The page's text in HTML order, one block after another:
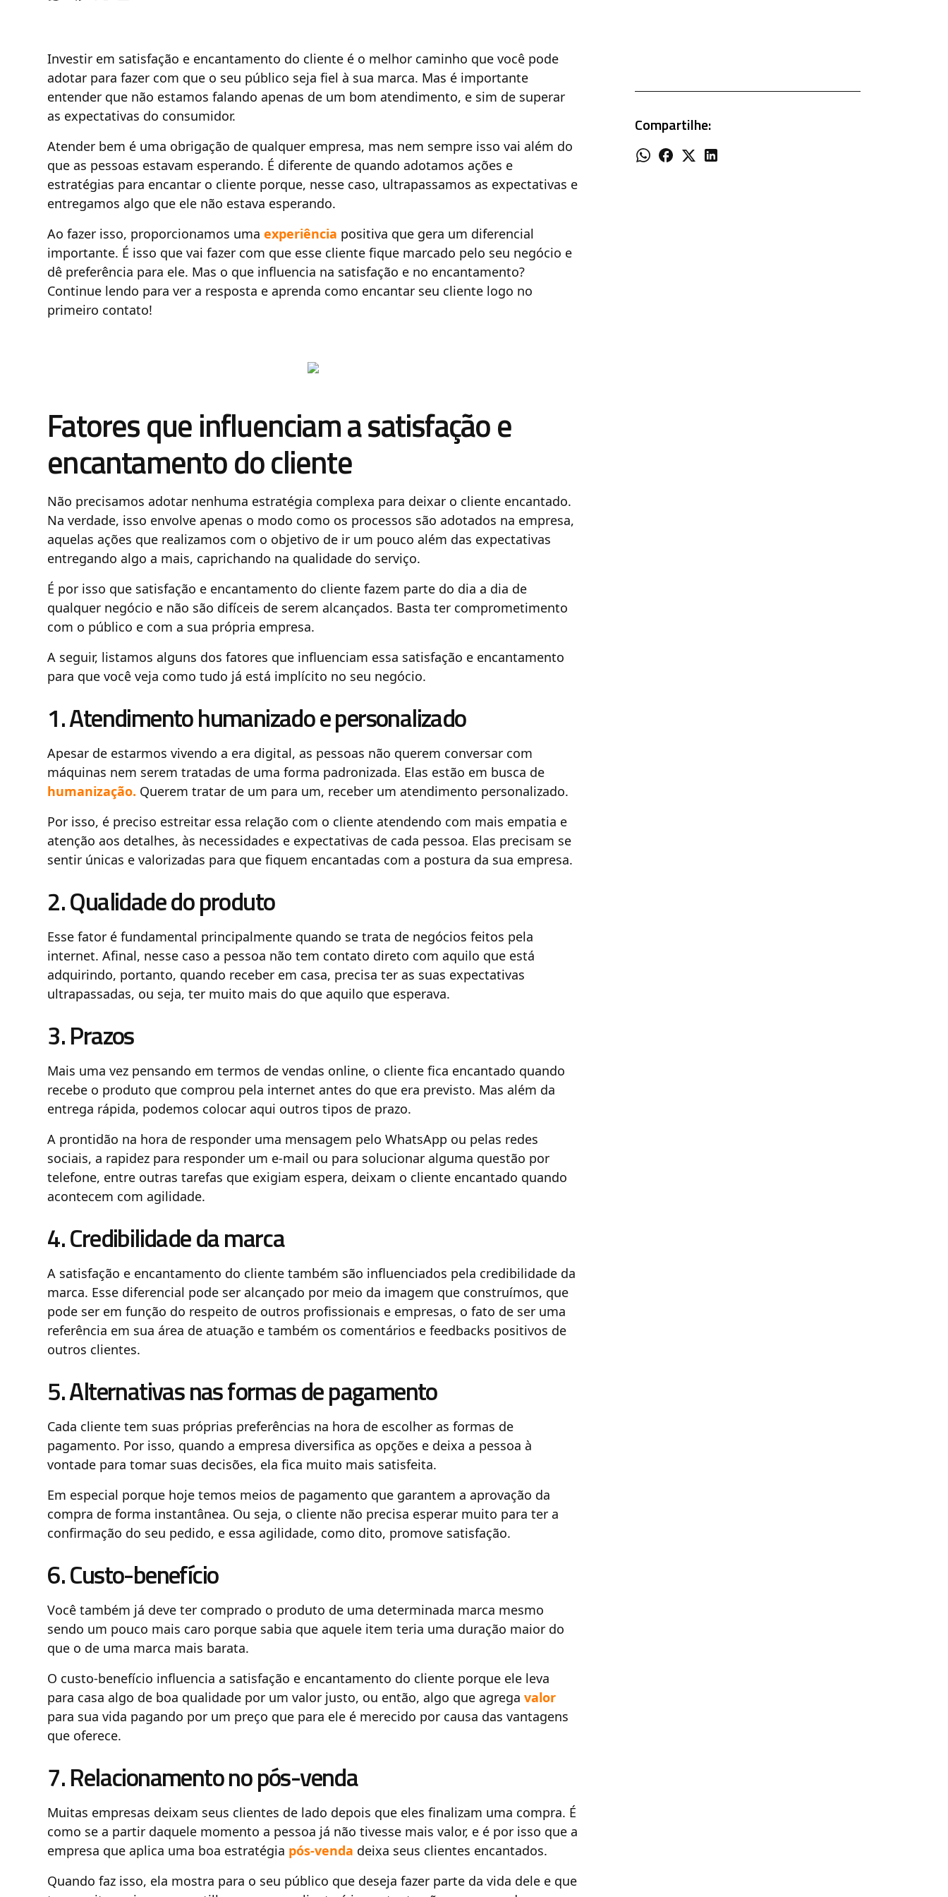
Investir em satisfação e encantamento do cliente é o melhor caminho que você pode
adotar para fazer com que o seu público seja fiel à sua marca. Mas é importante
entender que não estamos falando apenas de um bom atendimento, e sim de superar
as expectativas do consumidor.
Atender bem é uma obrigação de qualquer empresa, mas nem sempre isso vai além do
que as pessoas estavam esperando. É diferente de quando adotamos ações e
estratégias para encantar o cliente porque, nesse caso, ultrapassamos as expectativas e
entregamos algo que ele não estava esperando.
Ao fazer isso, proporcionamos umaexperiência positiva que gera um diferencial
importante. É isso que vai fazer com que esse cliente fique marcado pelo seu negócio e
dê preferência para ele. Mas o que influencia na satisfação e no encantamento?
Continue lendo para ver a resposta e aprenda como encantar seu cliente logo no
primeiro contato!
Fatores que influenciam a satisfação e
encantamento do cliente
Não precisamos adotar nenhuma estratégia complexa para deixar o cliente encantado.
Na verdade, isso envolve apenas o modo como os processos são adotados na empresa,
aquelas ações que realizamos com o objetivo de ir um pouco além das expectativas
entregando algo a mais, caprichando na qualidade do serviço.
É por isso que satisfação e encantamento do cliente fazem parte do dia a dia de
qualquer negócio e não são difíceis de serem alcançados. Basta ter comprometimento
com o público e com a sua própria empresa.
A seguir, listamos alguns dos fatores que influenciam essa satisfação e encantamento
para que você veja como tudo já está implícito no seu negócio.
1. Atendimento humanizado e personalizado
Apesar de estarmos vivendo a era digital, as pessoas não querem conversar com
máquinas nem serem tratadas de uma forma padronizada. Elas estão em busca de
humanização. Querem tratar de um para um, receber um atendimento personalizado.
Por isso, é preciso estreitar essa relação com o cliente atendendo com mais empatia e
atenção aos detalhes, às necessidades e expectativas de cada pessoa. Elas precisam se
sentir únicas e valorizadas para que fiquem encantadas com a postura da sua empresa.
2. Qualidade do produto
Esse fator é fundamental principalmente quando se trata de negócios feitos pela
internet. Afinal, nesse caso a pessoa não tem contato direto com aquilo que está
adquirindo, portanto, quando receber em casa, precisa ter as suas expectativas
ultrapassadas, ou seja, ter muito mais do que aquilo que esperava.
3. Prazos
Mais uma vez pensando em termos de vendas online, o cliente fica encantado quando
recebe o produto que comprou pela internet antes do que era previsto. Mas além da
entrega rápida, podemos colocar aqui outros tipos de prazo.
A prontidão na hora de responder uma mensagem pelo WhatsApp ou pelas redes
sociais, a rapidez para responder um e-mail ou para solucionar alguma questão por
telefone, entre outras tarefas que exigiam espera, deixam o cliente encantado quando
acontecem com agilidade.
4. Credibilidade da marca
A satisfação e encantamento do cliente também são influenciados pela credibilidade da
marca. Esse diferencial pode ser alcançado por meio da imagem que construímos, que
pode ser em função do respeito de outros profissionais e empresas, o fato de ser uma
referência em sua área de atuação e também os comentários e feedbacks positivos de
outros clientes.
5. Alternativas nas formas de pagamento
Cada cliente tem suas próprias preferências na hora de escolher as formas de
pagamento. Por isso, quando a empresa diversifica as opções e deixa a pessoa à
vontade para tomar suas decisões, ela fica muito mais satisfeita.
Em especial porque hoje temos meios de pagamento que garantem a aprovação da
compra de forma instantânea. Ou seja, o cliente não precisa esperar muito para ter a
confirmação do seu pedido, e essa agilidade, como dito, promove satisfação.
6. Custo-benefício
Você também já deve ter comprado o produto de uma determinada marca mesmo
sendo um pouco mais caro porque sabia que aquele item teria uma duração maior do
que o de uma marca mais barata.
O custo-benefício influencia a satisfação e encantamento do cliente porque ele leva
para casa algo de boa qualidade por um valor justo, ou então, algo que agregavalor
para sua vida pagando por um preço que para ele é merecido por causa das vantagens
que oferece.
7. Relacionamento no pós-venda
Muitas empresas deixam seus clientes de lado depois que eles finalizam uma compra. É
como se a partir daquele momento a pessoa já não tivesse mais valor, e é por isso que a
empresa que aplica uma boa estratégia pós-venda deixa seus clientes encantados.
Quando faz isso, ela mostra para o seu público que deseja fazer parte da vida dele e que
Compartilhe: